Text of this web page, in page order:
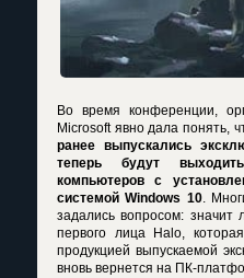
Во время конференции,
Microsoft явно дала понять,
ранее выпускались
теперь будут
компьютеров с
системой Windows 10.
задались вопросом: значит
первого лица Halo,
продукцией выпускаемой
вновь вернется на ПК-